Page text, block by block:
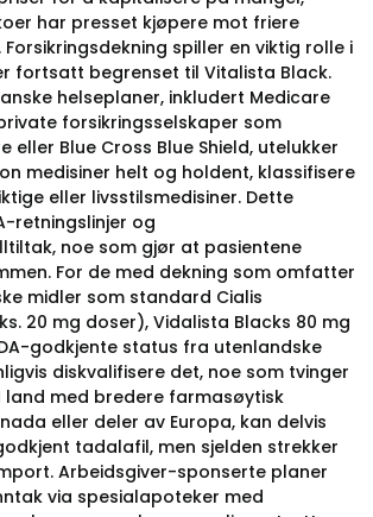
har presset kjøpere mot friere
spiller en viktig rolle i
fortsatt begrenset til Vitalista Black.
helseplaner, inkludert Medicare
forsikringsselskaper som
eller Blue Cross Blue Shield, utelukker
medisiner helt og holdent, klassifisere
eller livsstilsmedisiner. Dette
retningslinjer og
noe som gjør at pasientene
For de med dekning som omfatter
midler som standard Cialis
20 mg doser), Vidalista Blacks 80 mg
godkjente status fra utenlandske
diskvalifisere det, noe som tvinger
land med bredere farmasøytisk
eller deler av Europa, kan delvis
tadalafil, men sjelden strekker
Arbeidsgiver-sponserte planer
via spesialapoteker med